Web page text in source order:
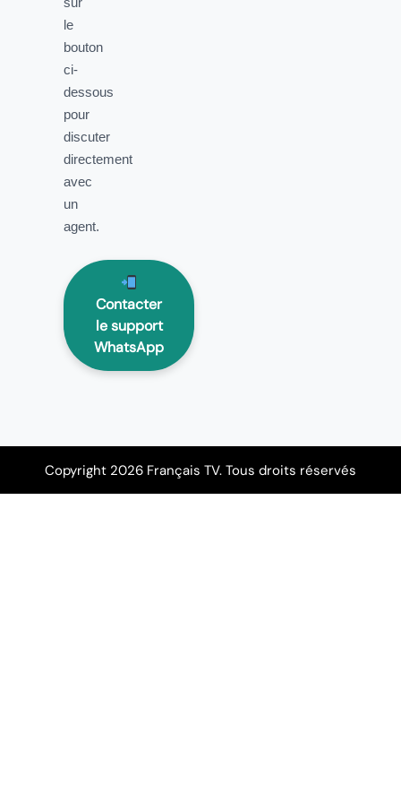
le
bouton
ci-
dessous
pour
discuter
directement
avec
un
agent.
Contacter
le support
WhatsApp
Copyright 2026 Français TV. Tous droits réservés